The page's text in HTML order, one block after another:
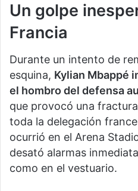
Un golpe
Francia
Durante un intento de
esquina, Kylian Mbappé
el hombro del defensa
que provocó una
toda la delegación
ocurrió en el Arena
desató alarmas
como en el vestuario.